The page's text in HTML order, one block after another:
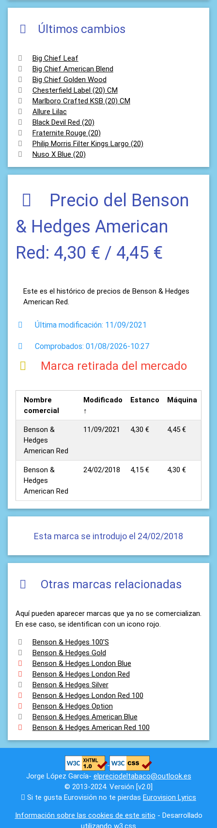
Últimos cambios
Big Chief Leaf
Big Chief American Blend
Big Chief Golden Wood
Chesterfield Label (20) CM
Marlboro Crafted KSB (20) CM
Allure Lilac
Black Devil Red (20)
Fraternite Rouge (20)
Philip Morris Filter Kings Largo (20)
Nuso X Blue (20)
Precio del Benson
& Hedges American
Red: 4,30 € / 4,45 €
Este es el histórico de precios de Benson & Hedges
American Red.
Última modificación: 11/09/2021
Comprobados: 01/08/2026-10:27
Marca retirada del mercado
Nombre
comercial
Modificado
↑
Estanco Máquina
Benson &
Hedges
American Red
11/09/2021 4,30 € 4,45 €
Benson &
Hedges
American Red
24/02/2018 4,15 € 4,30 €
Esta marca se introdujo el 24/02/2018
Otras marcas relacionadas
Aquí pueden aparecer marcas que ya no se comercializan.
En ese caso, se identifican con un icono rojo.
Benson & Hedges 100'S
Benson & Hedges Gold
Benson & Hedges London Blue
Benson & Hedges London Red
Benson & Hedges Silver
Benson & Hedges London Red 100
Benson & Hedges Option
Benson & Hedges American Blue
Benson & Hedges American Red 100
Jorge López García- elpreciodeltabaco@outlook.es
© 2013-2024. Versión [v2.0]
Si te gusta Eurovisión no te pierdas Eurovision Lyrics
Información sobre las cookies de este sitio - Desarrollado
utilizando w3.css